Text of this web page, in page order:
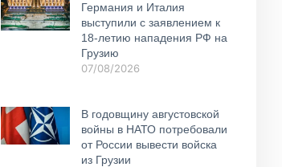
Германия и Италия
выступили с заявлением к
18-летию нападения РФ на
Грузию
07/08/2026
В годовщину августовской
войны в НАТО потребовали
от России вывести войска
из Грузии